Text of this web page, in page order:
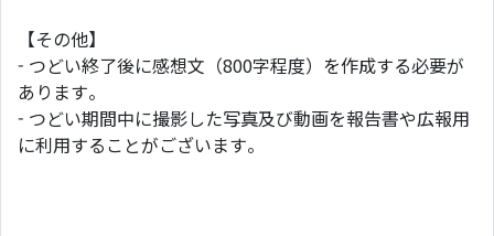
【その他】
- つどい終了後に感想文（800字程度）を作成する必要が
あります。
- つどい期間中に撮影した写真及び動画を報告書や広報用
に利用することがございます。